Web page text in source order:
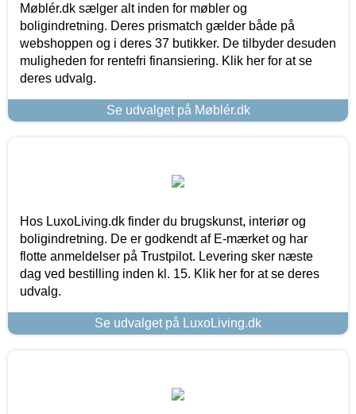
Møblér.dk sælger alt inden for møbler og
boligindretning. Deres prismatch gælder både på
webshoppen og i deres 37 butikker. De tilbyder desuden
muligheden for rentefri finansiering. Klik her for at se
deres udvalg.
Se udvalget på Møblér.dk
Hos LuxoLiving.dk finder du brugskunst, interiør og
boligindretning. De er godkendt af E-mærket og har
flotte anmeldelser på Trustpilot. Levering sker næste
dag ved bestilling inden kl. 15. Klik her for at se deres
udvalg.
Se udvalget på LuxoLiving.dk